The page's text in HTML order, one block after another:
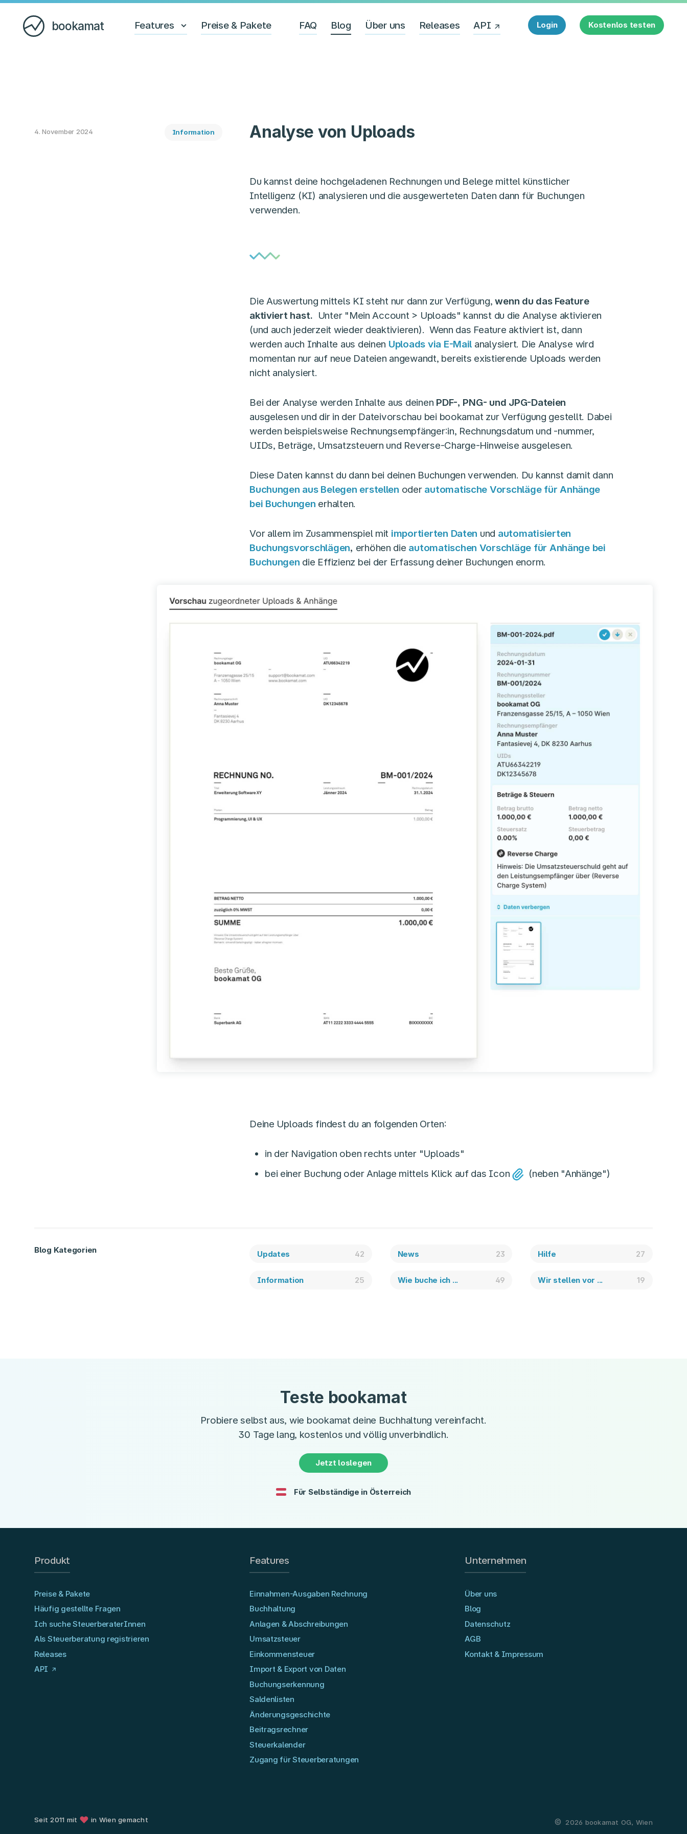
bookamat Features Preise & Pakete FAQ Blog Über uns Releases API Login Kostenlos testen
4. November 2024 Information Analyse von Uploads
Du kannst deine hochgeladenen Rechnungen und Belege mittel künstlicher
Intelligenz (KI) analysieren und die ausgewerteten Daten dann für Buchungen
verwenden.
Die Auswertung mittels KI steht nur dann zur Verfügung,wenn du das Feature
aktiviert hast. Unter "Mein Account > Uploads" kannst du die Analyse aktivieren
(und auch jederzeit wieder deaktivieren). Wenn das Feature aktiviert ist, dann
werden auch Inhalte aus deinen Uploads via E-Mail analysiert. Die Analyse wird
momentan nur auf neue Dateien angewandt, bereits existierende Uploads werden
nicht analysiert.
Bei der Analyse werden Inhalte aus deinen PDF-, PNG- und JPG-Dateien
ausgelesen und dir in der Dateivorschau bei bookamat zur Verfügung gestellt. Dabei
werden beispielsweise Rechnungsempfänger:in, Rechnungsdatum und -nummer,
UIDs, Beträge, Umsatzsteuern und Reverse-Charge-Hinweise ausgelesen.
Diese Daten kannst du dann bei deinen Buchungen verwenden. Du kannst damit dann
Buchungen aus Belegen erstellen oder automatische Vorschläge für Anhänge
bei Buchungen erhalten.
Vor allem im Zusammenspiel mit importierten Daten und automatisierten
Buchungsvorschlägen, erhöhen die automatischen Vorschläge für Anhänge bei
Buchungen die Effizienz bei der Erfassung deiner Buchungen enorm.
Deine Uploads findest du an folgenden Orten:
in der Navigation oben rechts unter "Uploads"
bei einer Buchung oder Anlage mittels Klick auf das Icon
(neben "Anhänge")
Blog Kategorien Updates 42 News 23 Hilfe 27
Information 25 Wie buche ich ... 49 Wir stellen vor ... 19
Teste bookamat
Probiere selbst aus, wie bookamat deine Buchhaltung vereinfacht.
30 Tage lang, kostenlos und völlig unverbindlich.
Jetzt loslegen
Für Selbständige in Österreich
Produkt
Preise & Pakete
Häufig gestellte Fragen
Ich suche SteuerberaterInnen
Als Steuerberatung registrieren
Releases
API
Features
Einnahmen-Ausgaben Rechnung
Buchhaltung
Anlagen & Abschreibungen
Umsatzsteuer
Einkommensteuer
Import & Export von Daten
Buchungserkennung
Saldenlisten
Änderungsgeschichte
Beitragsrechner
Steuerkalender
Zugang für Steuerberatungen
Unternehmen
Über uns
Blog
Datenschutz
AGB
Kontakt & Impressum
Seit 2011 mit ❤ in Wien gemacht © 2026 bookamat OG, Wien